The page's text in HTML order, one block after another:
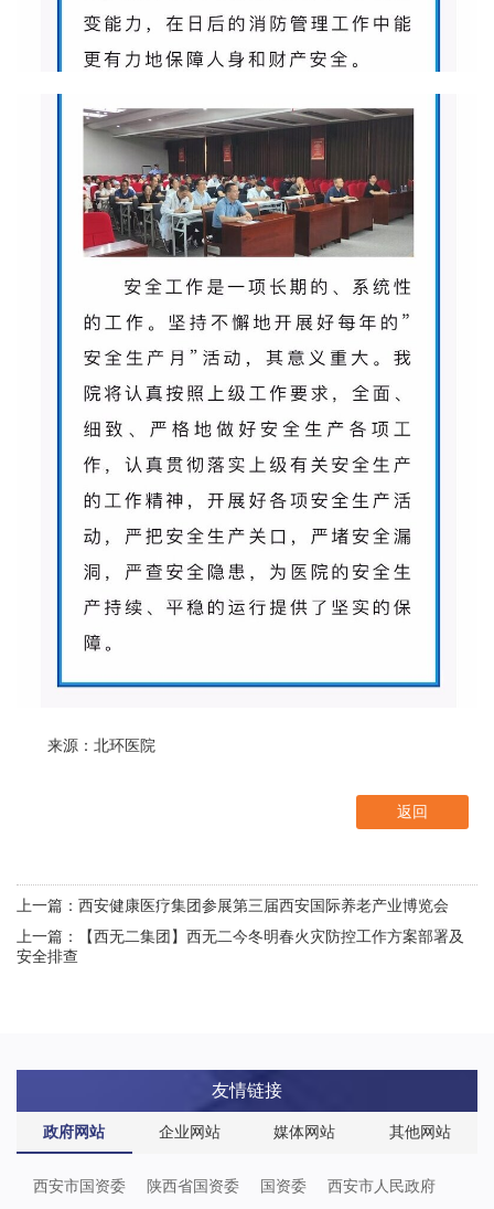
来源：北环医院
返回
上一篇：西安健康医疗集团参展第三届西安国际养老产业博览会
上一篇：【西无二集团】西无二今冬明春火灾防控工作方案部署及
安全排查
友情链接
政府网站 企业网站 媒体网站 其他网站
西安市国资委 陕西省国资委 国资委 西安市人民政府